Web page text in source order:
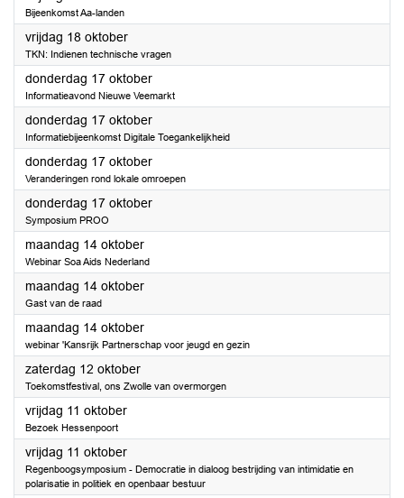
Bijeenkomst Aa-landen
vrijdag 18 oktober2024
TKN: Indienen technische vragen
donderdag 17 oktober2024
Informatieavond Nieuwe Veemarkt
donderdag 17 oktober2024
Informatiebijeenkomst Digitale Toegankelijkheid
donderdag 17 oktober2024
Veranderingen rond lokale omroepen
donderdag 17 oktober2024
Symposium PROO
maandag 14 oktober2024
Webinar Soa Aids Nederland
maandag 14 oktober2024
Gast van de raad
maandag 14 oktober2024
webinar 'Kansrijk Partnerschap voor jeugd en gezin
zaterdag 12 oktober2024
Toekomstfestival, ons Zwolle van overmorgen
vrijdag 11 oktober2024
Bezoek Hessenpoort
vrijdag 11 oktober2024
Regenboogsymposium - Democratie in dialoog bestrijding van intimidatie en
polarisatie in politiek en openbaar bestuur